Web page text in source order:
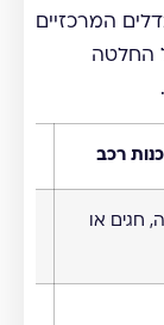
המרכזיים
החלטה
רכב
חגים או